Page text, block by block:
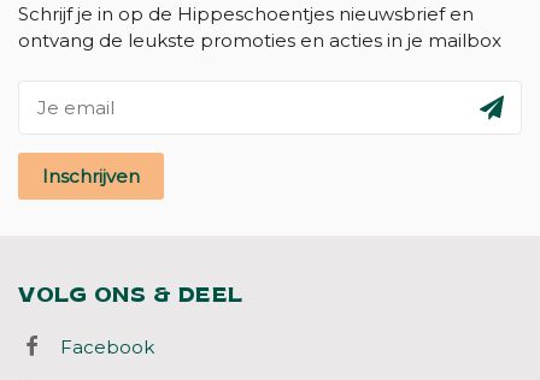
Schrijf je in op de Hippeschoentjes nieuwsbrief en
ontvang de leukste promoties en acties in je mailbox
Inschrijven
VOLG ONS & DEEL
Facebook